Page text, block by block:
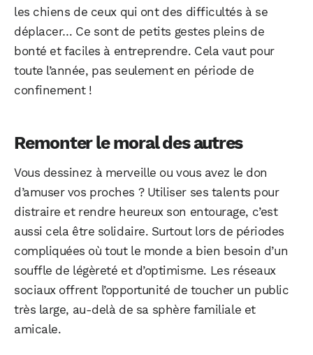
les chiens de ceux qui ont des difficultés à se
déplacer… Ce sont de petits gestes pleins de
bonté et faciles à entreprendre. Cela vaut pour
toute l’année, pas seulement en période de
confinement !
Remonter le moral des autres
Vous dessinez à merveille ou vous avez le don
d’amuser vos proches ? Utiliser ses talents pour
distraire et rendre heureux son entourage, c’est
aussi cela être solidaire. Surtout lors de périodes
compliquées où tout le monde a bien besoin d’un
souffle de légèreté et d’optimisme. Les réseaux
sociaux offrent l’opportunité de toucher un public
très large, au-delà de sa sphère familiale et
amicale.